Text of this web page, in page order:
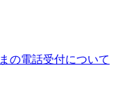
の電話受付について